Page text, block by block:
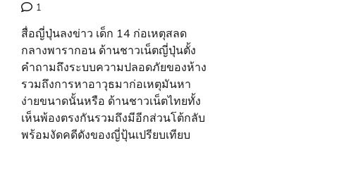
1
สื่อญี่ปุ่นลงข่าว เด็ก 14 ก่อเหตุสลด
กลางพารากอน ด้านชาวเน็ตญี่ปุ่นตั้ง
คำถามถึงระบบความปลอดภัยของห้าง
รวมถึงการหาอาวุธมาก่อเหตุมันหา
ง่ายขนาดนั้นหรือ ด้านชาวเน็ตไทยทั้ง
เห็นพ้องตรงกันรวมถึงมีอีกส่วนโต้กลับ
พร้อมงัดคดีดังของญี่ปุ้นเปรียบเทียบ